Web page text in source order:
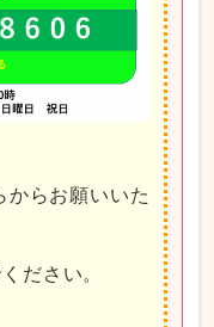
からお願いいた
ださい。